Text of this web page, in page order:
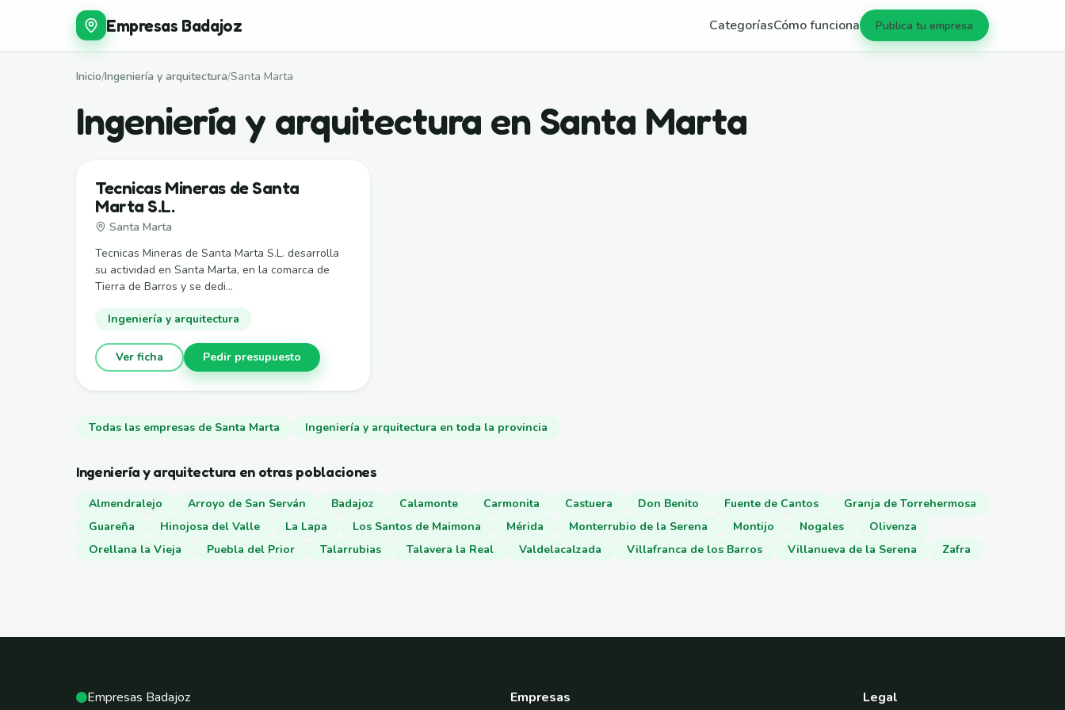
Empresas Badajoz CategoríasCómo funciona Publica tu empresa
Inicio/Ingeniería y arquitectura/Santa Marta
Ingeniería y arquitectura en Santa Marta
Tecnicas Mineras de Santa
Marta S.L.
Santa Marta
Tecnicas Mineras de Santa Marta S.L. desarrolla
su actividad en Santa Marta, en la comarca de
Tierra de Barros y se dedi...
Ingeniería y arquitectura
Ver ficha Pedir presupuesto
Todas las empresas de Santa Marta Ingeniería y arquitectura en toda la provincia
Ingeniería y arquitectura en otras poblaciones
Almendralejo Arroyo de San Serván Badajoz Calamonte Carmonita Castuera Don Benito Fuente de Cantos
Granja de Torrehermosa
Guareña
Hinojosa del Valle La Lapa Los Santos de Maimona Mérida Monterrubio de la Serena Montijo Nogales
Olivenza
Orellana la Vieja
Puebla del Prior Talarrubias Talavera la Real Valdelacalzada Villafranca de los Barros Villanueva de la Serena Zafra
Empresas Badajoz Empresas Legal